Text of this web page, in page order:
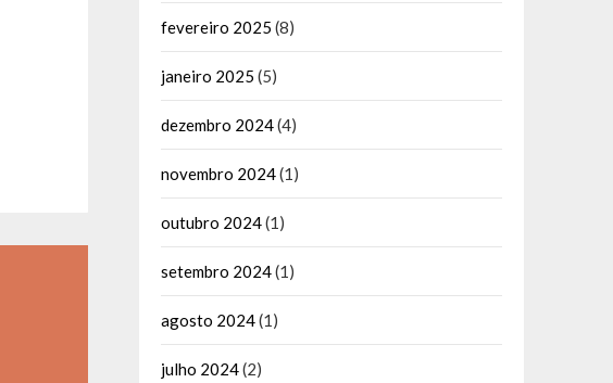
fevereiro 2025 (8)
janeiro 2025 (5)
dezembro 2024(4)
novembro 2024(1)
outubro 2024(1)
setembro 2024(1)
agosto 2024(1)
julho 2024(2)